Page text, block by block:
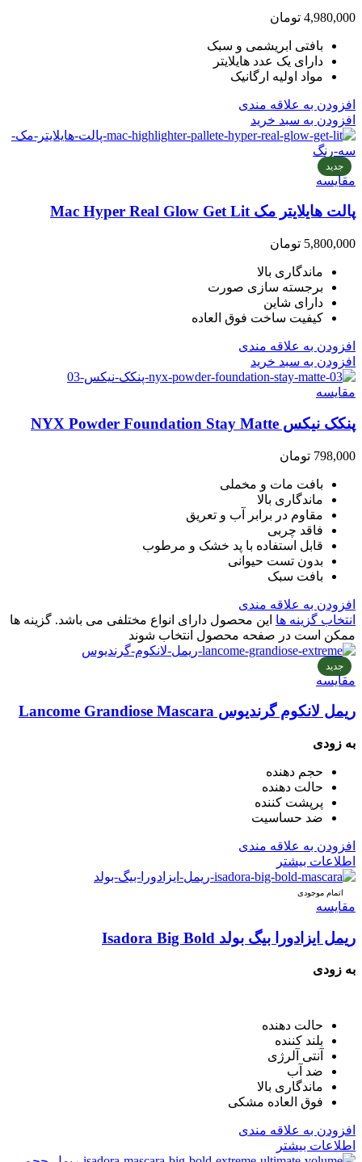
4,980,000 تومان
بافتی ابریشمی و سبک
دارای یک عدد هایلایتر
مواد اولیه ارگانیک
افزودن به علاقه مندی
افزودن به سبد خرید
جدید
مقایسه
پالت هایلایتر مک Mac Hyper Real Glow Get Lit
5,800,000 تومان
ماندگاری بالا
برجسته سازی صورت
دارای شاین
کیفیت ساخت فوق العاده
افزودن به علاقه مندی
افزودن به سبد خرید
مقایسه
پنکک نیکس NYX Powder Foundation Stay Matte
798,000 تومان
بافت مات و مخملی
ماندگاری بالا
مقاوم در برابر آب و تعریق
فاقد چربی
قابل استفاده با پد خشک و مرطوب
بدون تست حیوانی
بافت سبک
افزودن به علاقه مندی
انتخاب گزینه ها این محصول دارای انواع مختلفی می باشد. گزینه ها
ممکن است در صفحه محصول انتخاب شوند
جدید
مقایسه
ریمل لانکوم گرندیوس Lancome Grandiose Mascara
به زودی
حجم دهنده
حالت دهنده
پرپشت کننده
ضد حساسیت
افزودن به علاقه مندی
اطلاعات بیشتر
اتمام موجودی
مقایسه
ریمل ایزادورا بیگ بولد Isadora Big Bold
به زودی
حالت دهنده
بلند کننده
آنتی آلرژی
ضد آب
ماندگاری بالا
فوق العاده مشکی
افزودن به علاقه مندی
اطلاعات بیشتر